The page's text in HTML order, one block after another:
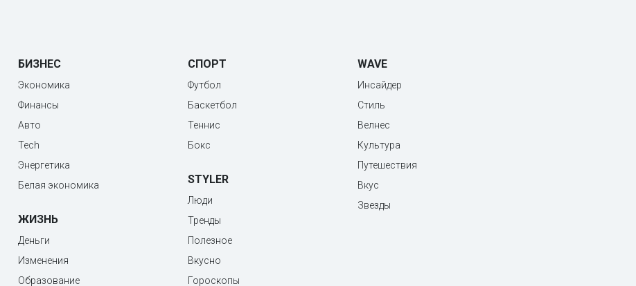
БИЗНЕС
Экономика
Финансы
Авто
Tech
Энергетика
Белая экономика
ЖИЗНЬ
Деньги
Изменения
Образование
СПОРТ
Футбол
Баскетбол
Теннис
Бокс
STYLER
Люди
Тренды
Полезное
Вкусно
Гороскопы
WAVE
Инсайдер
Стиль
Велнес
Культура
Путешествия
Вкус
Звезды